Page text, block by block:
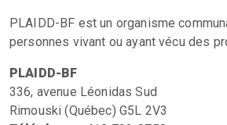
PLAIDD-BF est un organisme
personnes vivant ou ayant vécu des
PLAIDD-BF
336, avenue Léonidas Sud
Rimouski (Québec) G5L 2V3